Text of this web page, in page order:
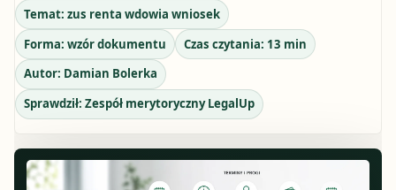
Temat: zus renta wdowia wniosek
Forma: wzór dokumentu Czas czytania: 13 min
Autor: Damian Bolerka
Sprawdził: Zespół merytoryczny LegalUp